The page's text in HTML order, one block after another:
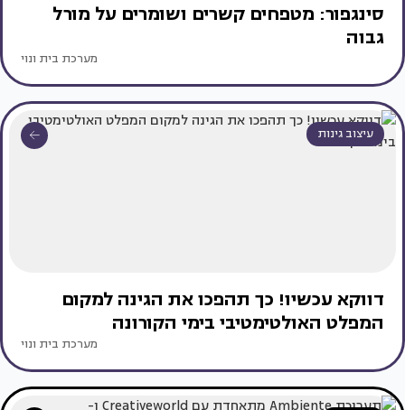
סינגפור: מטפחים קשרים ושומרים על מורל
גבוה
מערכת בית ונוי
עיצוב גינות
דווקא עכשיו! כך תהפכו את הגינה למקום
המפלט האולטימטיבי בימי הקורונה
מערכת בית ונוי